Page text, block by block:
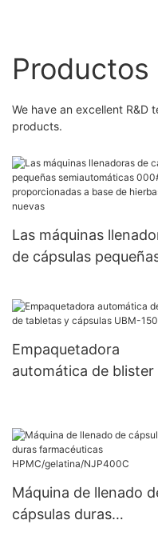
Productos
We have an excellent
products.
Las máquinas
de cápsulas
proporcionadas a
hierbas más nuevas
Empaquetadora
automática de blister
Máquina de llenado
cápsulas duras